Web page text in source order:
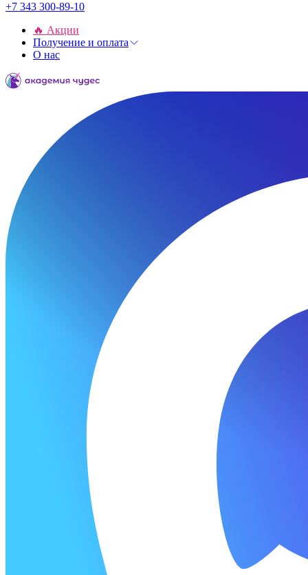
+7 343 300-89-10
🔥 Акции
Получение и оплата
О нас